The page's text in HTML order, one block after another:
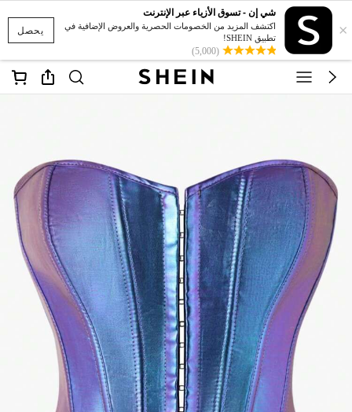
يحصل ×
شي إن - تسوق الأزياء عبر الإنترنت
اكتشف المزيد من الخصومات الحصرية والعروض الإضافية في
تطبيق SHEIN!
(5,000)